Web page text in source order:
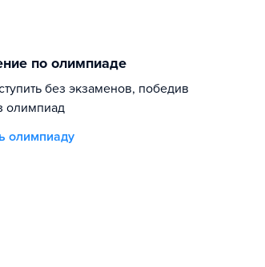
по олимпиаде
без экзаменов, победив
олимпиад
олимпиаду